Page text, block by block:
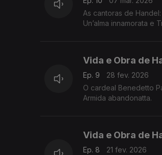
As cantoras de
Un’alma innamorata e
Vida e Obra de
Ep. 9
28 fev. 2026
O cardeal Benedetto
Armida abandonatta.
Vida e Obra de
Ep. 8
21 fev. 2026